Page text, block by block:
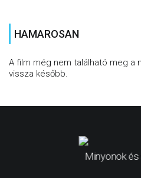
HAMAROSAN
A film még nem található meg a
vissza később.
Minyonok